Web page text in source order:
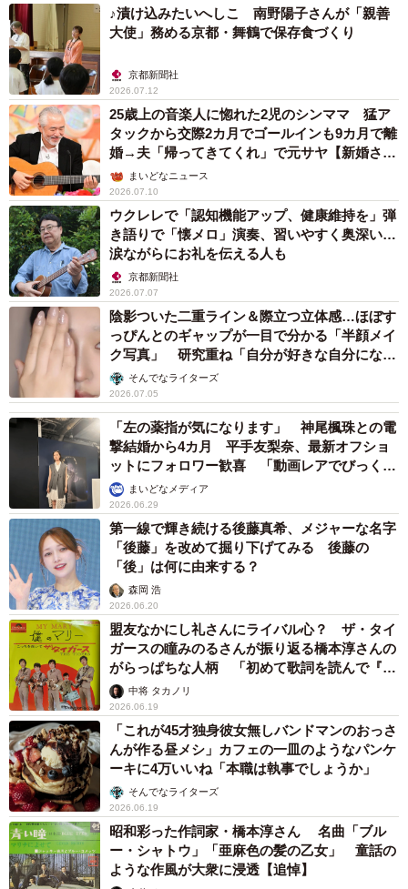
♪漬け込みたいへしこ 南野陽子さんが「親善
大使」務める京都・舞鶴で保存食づくり
京都新聞社
2026.07.12
25歳上の音楽人に惚れた2児のシンママ 猛ア
タックから交際2カ月でゴールインも9カ月で離
婚→夫「帰ってきてくれ」で元サヤ【新婚さ
ん】まいどなニュース
2026.07.10
ウクレレで「認知機能アップ、健康維持を」弾
き語りで「懐メロ」演奏、習いやすく奥深い…
涙ながらにお礼を伝える人も
京都新聞社
2026.07.07
陰影ついた二重ライン＆際立つ立体感…ほぼす
っぴんとのギャップが一目で分かる「半顔メイ
ク写真」 研究重ね「自分が好きな自分になれ
た」そんでなライターズ
2026.07.05
「左の薬指が気になります」 神尾楓珠との電
撃結婚から4カ月 平手友梨奈、最新オフショ
ットにフォロワー歓喜 「動画レアでびっく
り！」「雰囲気変わりましたね」
まいどなメディア
2026.06.29
第一線で輝き続ける後藤真希、メジャーな名字
「後藤」を改めて掘り下げてみる 後藤の
「後」は何に由来する？
森岡 浩
2026.06.20
盟友なかにし礼さんにライバル心？ ザ・タイ
ガースの瞳みのるさんが振り返る橋本淳さんの
がらっぱちな人柄 「初めて歌詞を読んで『な
んて少女趣味なんだ』と驚きました」
中将 タカノリ
2026.06.19
「これが45才独身彼女無しバンドマンのおっさ
んが作る昼メシ」カフェの一皿のようなパンケ
ーキに4万いいね「本職は執事でしょうか」
そんでなライターズ
2026.06.19
昭和彩った作詞家・橋本淳さん 名曲「ブル
ー・シャトウ」「亜麻色の髪の乙女」 童話の
ような作風が大衆に浸透【追悼】